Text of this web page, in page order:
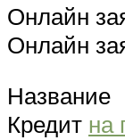
Онлайн
Онлайн
Название
Кредит на